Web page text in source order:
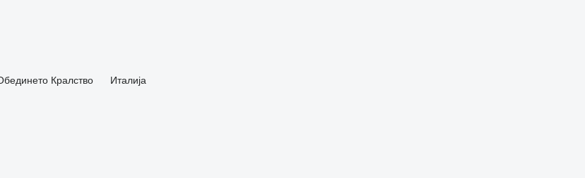
Кралство
Италија